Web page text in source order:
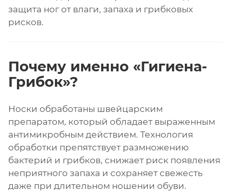
защита ног от влаги, запаха и грибковых
рисков.
Почему именно «Гигиена-
Грибок»?
Носки обработаны швейцарским
препаратом, который обладает выраженным
антимикробным действием. Технология
обработки препятствует размножению
бактерий и грибков, снижает риск появления
неприятного запаха и сохраняет свежесть
даже при длительном ношении обуви.